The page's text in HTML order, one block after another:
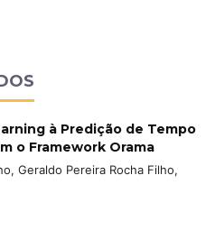
à Predição de Tempo
o Framework Orama
Geraldo Pereira Rocha Filho,